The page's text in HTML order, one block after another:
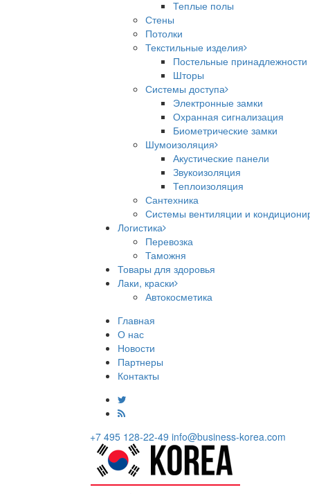
Теплые полы
Стены
Потолки
Текстильные изделия
Постельные принадлежности
Шторы
Системы доступа
Электронные замки
Охранная сигнализация
Биометрические замки
Шумоизоляция
Акустические панели
Звукоизоляция
Теплоизоляция
Сантехника
Системы вентиляции и
Логистика
Перевозка
Таможня
Товары для здоровья
Лаки, краски
Автокосметика
Главная
О нас
Новости
Партнеры
Контакты
+7 495 128-22-49 info@business-korea.com